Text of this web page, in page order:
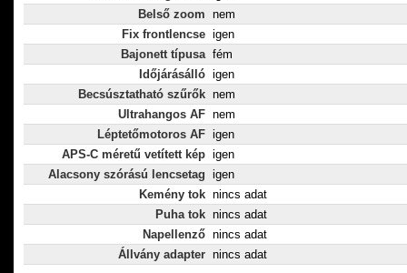
Belső zoom nem
Fix frontlencse igen
Bajonett típusa fém
Időjárásálló igen
Becsúsztatható szűrők nem
Ultrahangos AF nem
Léptetőmotoros AF igen
APS-C méretű vetített kép igen
Alacsony szórású lencsetag igen
Kemény tok nincs adat
Puha tok nincs adat
Napellenző nincs adat
Állvány adapter nincs adat